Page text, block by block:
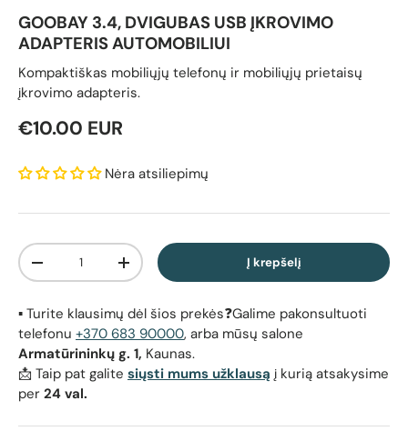
GOOBAY 3.4, DVIGUBAS USB ĮKROVIMO
ADAPTERIS AUTOMOBILIUI
Kompaktiškas mobiliųjų telefonų ir mobiliųjų prietaisų
įkrovimo adapteris.
Reguliari kaina
€10.00 EUR
Nėra atsiliepimų
Kiekis
Sumažinti kiekįPadidinti kiekį Į krepšelį
▪️ Turite klausimų dėl šios prekės❓Galime pakonsultuoti
telefonu +370 683 90000, arba mūsų salone
Armatūrininkų g. 1, Kaunas.
📩 Taip pat galite siųsti mums užklausą į kurią atsakysime
per 24 val.